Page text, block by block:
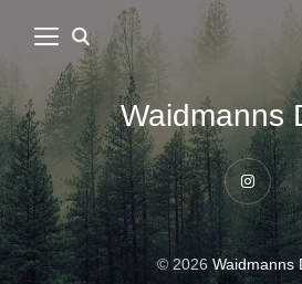
Waidmanns
© 2026Waidmanns